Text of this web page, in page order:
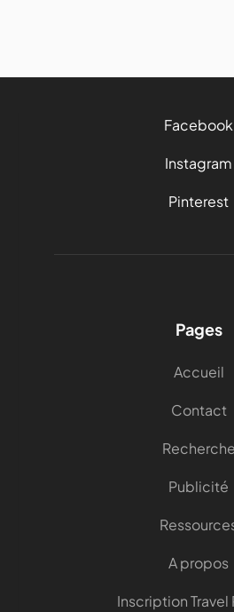
Facebook
Instagram
Pinterest
Pages
Accueil
Contact
Recherche
Publicité
A propos
Inscription Travel